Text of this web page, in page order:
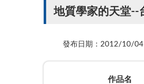
地質學家的天堂--
發布日期：2012/10/04
作品名